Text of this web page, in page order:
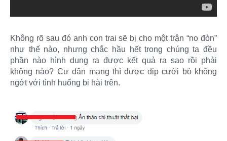
Không rõ sau đó anh con trai sẽ bị cho một trận “no đòn”
như thế nào, nhưng chắc hầu hết trong chúng ta đều
phần nào hình dung ra được kết quả ra sao rồi phải
không nào? Cư dân mạng thì được dịp cười bò không
ngớt với tình huống bi hài trên.